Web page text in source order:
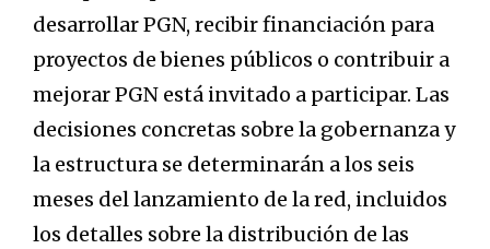
desarrollar PGN, recibir financiación para
proyectos de bienes públicos o contribuir a
mejorar PGN está invitado a participar. Las
decisiones concretas sobre la gobernanza y
la estructura se determinarán a los seis
meses del lanzamiento de la red, incluidos
los detalles sobre la distribución de las